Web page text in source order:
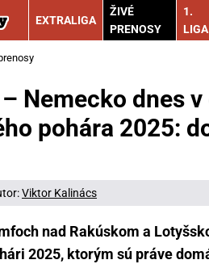
EXTRALIGA
ŽIVÉ
PRENOSY
1.
LIGA
Nemecko dnes
pohára 2025:
Viktor Kalinács
nad Rakúskom a
2025, ktorým sú práve